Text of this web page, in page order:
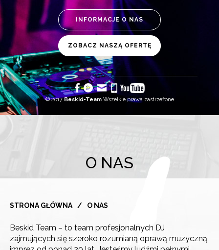
INFORMACJE O NAS
ZOBACZ NASZĄ OFERTĘ
© 2017Beskid-TeamWszelkie prawa zastrzeżone
O NAS
STRONA GŁÓWNA / O NAS
Beskid Team – to team profesjonalnych DJ
zajmujących się szeroko rozumianą oprawą muzyczną